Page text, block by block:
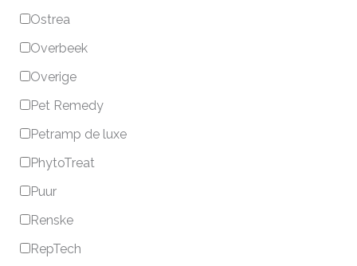
Ostrea
Overbeek
Overige
Pet Remedy
Petramp de luxe
PhytoTreat
Puur
Renske
RepTech